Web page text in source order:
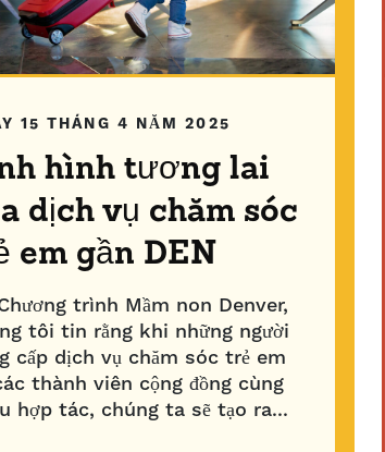
15 THÁNG 4 NĂM 2025
hình tương lai
dịch vụ chăm sóc
em gần DEN
trình Mầm non Denver,
tôi tin rằng khi những người
cấp dịch vụ chăm sóc trẻ em
thành viên cộng đồng cùng
hợp tác, chúng ta sẽ tạo ra...